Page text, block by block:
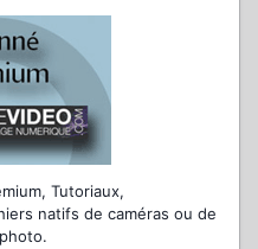
Tutoriaux,
natifs de caméras ou de